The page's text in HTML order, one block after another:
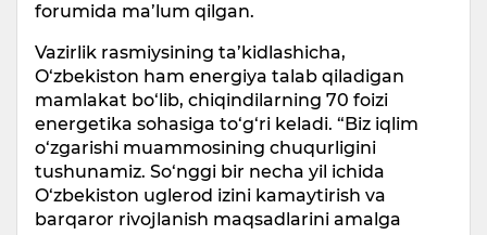
forumida ma’lum qilgan.
Vazirlik rasmiysining ta’kidlashicha,
O‘zbekiston ham energiya talab qiladigan
mamlakat bo‘lib, chiqindilarning 70 foizi
energetika sohasiga to‘g‘ri keladi. “Biz iqlim
o‘zgarishi muammosining chuqurligini
tushunamiz. So‘nggi bir necha yil ichida
O‘zbekiston uglerod izini kamaytirish va
barqaror rivojlanish maqsadlarini amalga